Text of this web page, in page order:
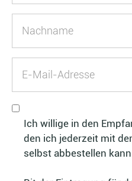
Ich willige in den
den ich jederzeit mit
selbst abbestellen